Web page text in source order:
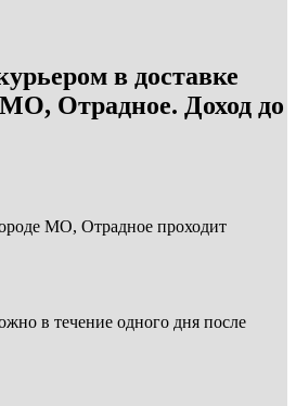
в доставке
Отрадное. Доход до
МО, Отрадное проходит
в течение одного дня после